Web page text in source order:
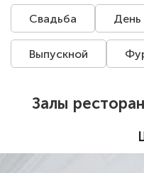
Свадьба День
Выпускной
Залы